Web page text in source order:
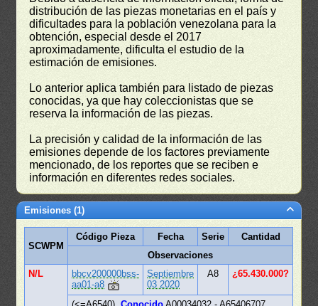
distribución de las piezas monetarias en el país y
dificultades para la población venezolana para la
obtención, especial desde el 2017
aproximadamente, dificulta el estudio de la
estimación de emisiones.
Lo anterior aplica también para listado de piezas
conocidas, ya que hay coleccionistas que se
reserva la información de las piezas.
La precisión y calidad de la información de las
emisiones depende de los factores previamente
mencionado, de los reportes que se reciben e
información en diferentes redes sociales.
Emisiones (1)
SCWPM
Código Pieza Fecha Serie
Cantidad
Observaciones
N/L
bbcv200000bss-
aa01-a8
Septiembre
03 2020
A8 ¿65.430.000?